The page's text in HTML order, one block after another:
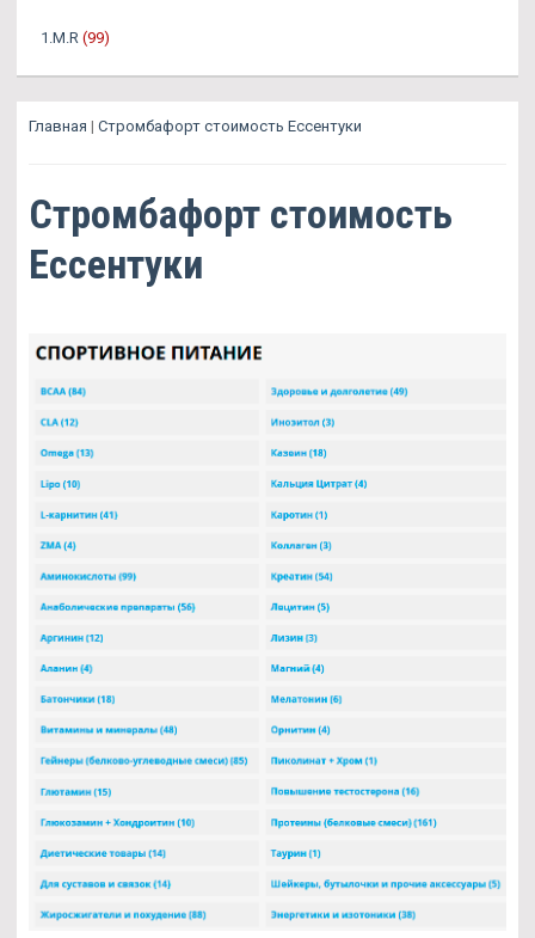
1.M.R (99)
Главная | Стромбафорт стоимость Ессентуки
Стромбафорт стоимость
Ессентуки